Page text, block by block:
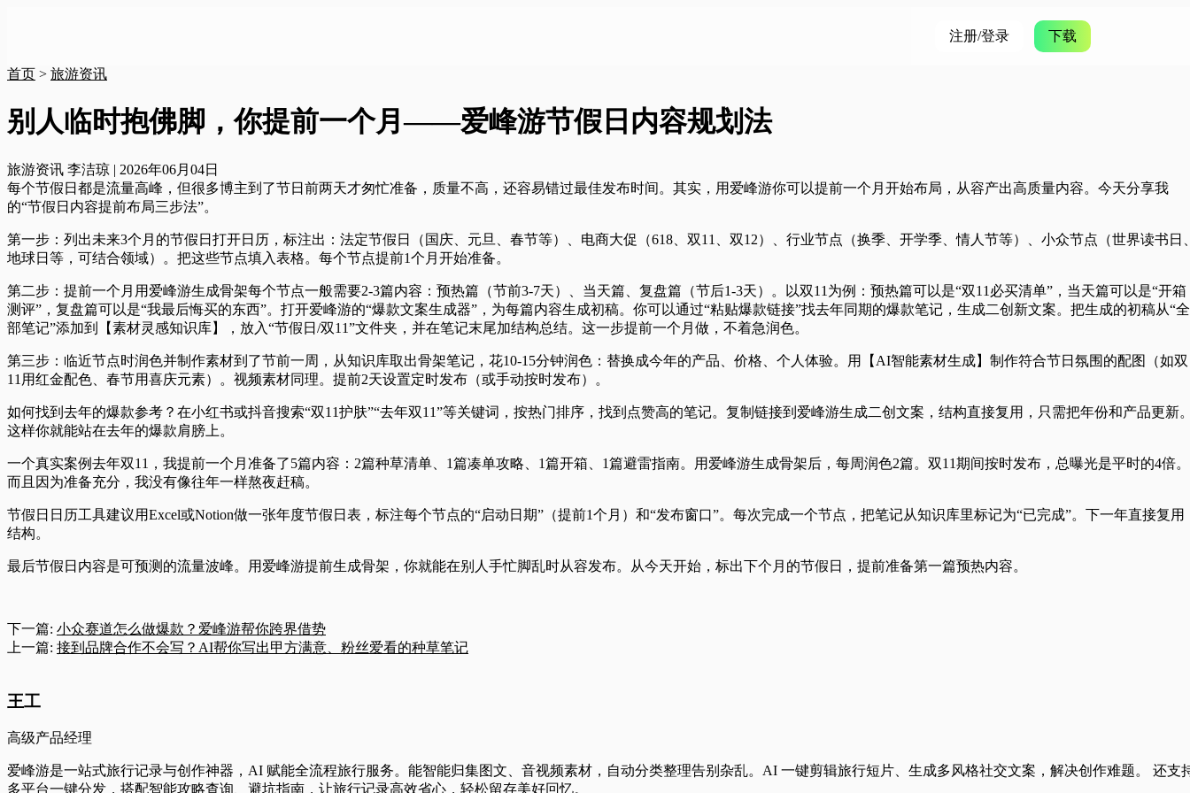
注册/登录 下载
首页 > 旅游资讯
别人临时抱佛脚，你提前一个月——爱峰游节假日内容规划法
旅游资讯 李洁琼 | 2026年06月04日
每个节假日都是流量高峰，但很多博主到了节日前两天才匆忙准备，质量不高，还容易错过最佳发布时间。其实，用爱峰游你可以提前一个月开始布局，从容产出高质量内容。今天分享我
的“节假日内容提前布局三步法”。
第一步：列出未来3个月的节假日 打开日历，标注出：法定节假日（国庆、元旦、春节等）、电商大促（618、双11、双12）、行业节点（换季、开学季、情人节等）、小众节点（世界读书日
地球日等，可结合领域）。把这些节点填入表格。每个节点提前1个月开始准备。
第二步：提前一个月用爱峰游生成骨架每个节点一般需要2-3篇内容：预热篇（节前3-7天）、当天篇、复盘篇（节后1-3天）。以双11为例：预热篇可以是“双11必买清单”，当天篇可以是“开箱
测评”，复盘篇可以是“我最后悔买的东西”。打开爱峰游的“爆款文案生成器”，为每篇内容生成初稿。你可以通过“粘贴爆款链接”找去年同期的爆款笔记，生成二创新文案。把生成的初稿从“全
部笔记”添加到【素材灵感知识库】，放入“节假日/双11”文件夹，并在笔记末尾加结构总结。这一步提前一个月做，不着急润色。
第三步：临近节点时润色并制作素材到了节前一周，从知识库取出骨架笔记，花10-15分钟润色：替换成今年的产品、价格、个人体验。用【AI智能素材生成】制作符合节日氛围的配图（如双
11用红金配色、春节用喜庆元素）。视频素材同理。提前2天设置定时发布（或手动按时发布）。
如何找到去年的爆款参考？ 在小红书或抖音搜索“双11护肤”“去年双11”等关键词，按热门排序，找到点赞高的笔记。复制链接到爱峰游生成二创文案，结构直接复用，只需把年份和产品更新
这样你就能站在去年的爆款肩膀上。
一个真实案例去年双11，我提前一个月准备了5篇内容：2篇种草清单、1篇凑单攻略、1篇开箱、1篇避雷指南。用爱峰游生成骨架后，每周润色2篇。双11期间按时发布，总曝光是平时的4倍。
而且因为准备充分，我没有像往年一样熬夜赶稿。
节假日日历工具建议用Excel或Notion做一张年度节假日表，标注每个节点的“启动日期”（提前1个月）和“发布窗口”。每次完成一个节点，把笔记从知识库里标记为“已完成”。下一年直接复用
结构。
最后节假日内容是可预测的流量波峰。用爱峰游提前生成骨架，你就能在别人手忙脚乱时从容发布。从今天开始，标出下个月的节假日，提前准备第一篇预热内容。
下一篇: 小众赛道怎么做爆款？爱峰游帮你跨界借势
上一篇: 接到品牌合作不会写？AI帮你写出甲方满意、粉丝爱看的种草笔记
王工
高级产品经理
爱峰游是一站式旅行记录与创作神器，AI 赋能全流程旅行服务。能智能归集图文、音视频素材，自动分类整理告别杂乱。AI 一键剪辑旅行短片、生成多风格社交文案，解决创作难题。 还支
多平台一键分发，搭配智能攻略查询、避坑指南，让旅行记录高效省心，轻松留存美好回忆。